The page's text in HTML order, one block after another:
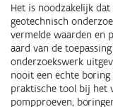
Het is noodzakelijk
geotechnisch
vermelde waarden en
aard van de
onderzoekswerk
nooit een echte
praktische tool bij het
pompproeven,